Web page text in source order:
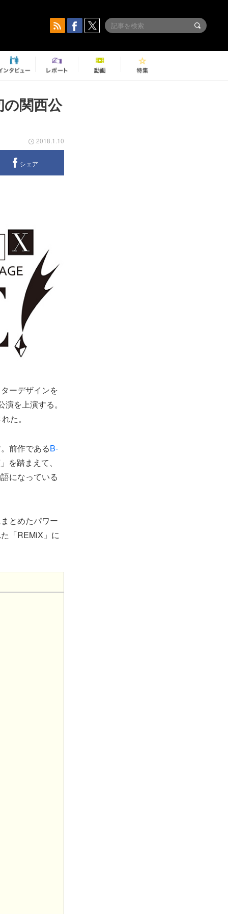
関西公
2018.1.10
シェア
ーデザインを
を上演する。
た。
前作であるB-
を踏まえて、
になっている
とめたパワー
「REMiX」に